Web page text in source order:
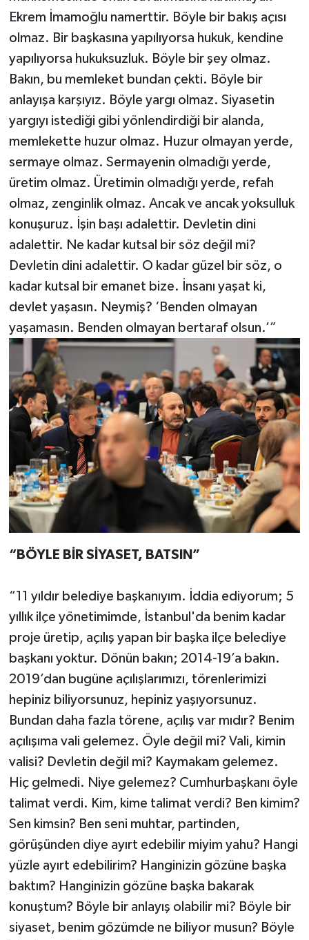
Ekrem İmamoğlu namerttir. Böyle bir bakış açısı
olmaz. Bir başkasına yapılıyorsa hukuk, kendine
yapılıyorsa hukuksuzluk. Böyle bir şey olmaz.
Bakın, bu memleket bundan çekti. Böyle bir
anlayışa karşıyız. Böyle yargı olmaz. Siyasetin
yargıyı istediği gibi yönlendirdiği bir alanda,
memlekette huzur olmaz. Huzur olmayan yerde,
sermaye olmaz. Sermayenin olmadığı yerde,
üretim olmaz. Üretimin olmadığı yerde, refah
olmaz, zenginlik olmaz. Ancak ve ancak yoksulluk
konuşuruz. İşin başı adalettir. Devletin dini
adalettir. Ne kadar kutsal bir söz değil mi?
Devletin dini adalettir. O kadar güzel bir söz, o
kadar kutsal bir emanet bize. İnsanı yaşat ki,
devlet yaşasın. Neymiş? ‘Benden olmayan
yaşamasın. Benden olmayan bertaraf olsun.’”
“BÖYLE BİR SİYASET, BATSIN”
“11 yıldır belediye başkanıyım. İddia ediyorum; 5
yıllık ilçe yönetimimde, İstanbul'da benim kadar
proje üretip, açılış yapan bir başka ilçe belediye
başkanı yoktur. Dönün bakın; 2014-19’a bakın.
2019’dan bugüne açılışlarımızı, törenlerimizi
hepiniz biliyorsunuz, hepiniz yaşıyorsunuz.
Bundan daha fazla törene, açılış var mıdır? Benim
açılışıma vali gelemez. Öyle değil mi? Vali, kimin
valisi? Devletin değil mi? Kaymakam gelemez.
Hiç gelmedi. Niye gelemez? Cumhurbaşkanı öyle
talimat verdi. Kim, kime talimat verdi? Ben kimim?
Sen kimsin? Ben seni muhtar, partinden,
görüşünden diye ayırt edebilir miyim yahu? Hangi
yüzle ayırt edebilirim? Hanginizin gözüne başka
baktım? Hanginizin gözüne başka bakarak
konuştum? Böyle bir anlayış olabilir mi? Böyle bir
siyaset, benim gözümde ne biliyor musun? Böyle